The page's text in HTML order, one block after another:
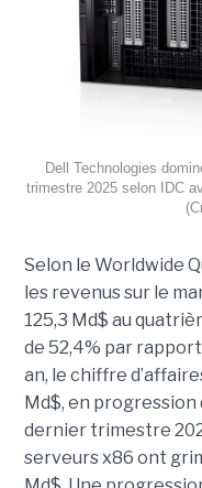
Dell Technologies
trimestre 2025 selon IDC
Selon le Worldwide
les revenus sur le
125,3 Md$ au
de 52,4% par
an, le chiffre
Md$, en progression
dernier trimestre
serveurs x86 ont